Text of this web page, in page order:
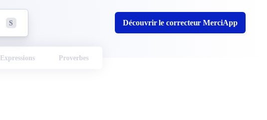
S Découvrir le correcteur MerciApp
Expressions Proverbes